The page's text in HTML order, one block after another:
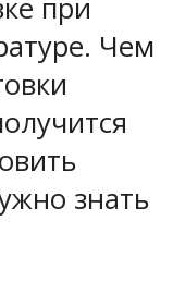
при
Чем
знать